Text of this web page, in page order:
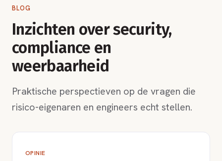
BLOG
Inzichten over security,
compliance en
weerbaarheid
Praktische perspectieven op de vragen die
risico-eigenaren en engineers echt stellen.
OPINIE